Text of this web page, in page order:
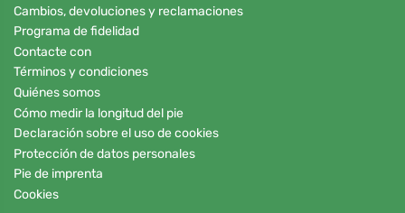
Cambios, devoluciones y reclamaciones
Programa de fidelidad
Contacte con
Términos y condiciones
Quiénes somos
Cómo medir la longitud del pie
Declaración sobre el uso de cookies
Protección de datos personales
Pie de imprenta
Cookies